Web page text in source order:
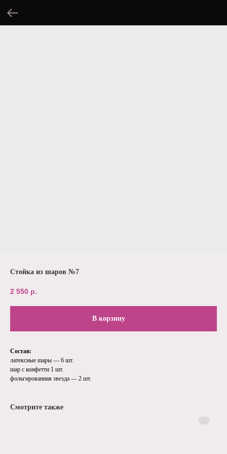
Стойка из шаров №7
2 550 р.
В корзину
Состав:
латексные шары — 6 шт.
шар с конфетти 1 шт.
фольгированная звезда — 2 шт.
Смотрите также